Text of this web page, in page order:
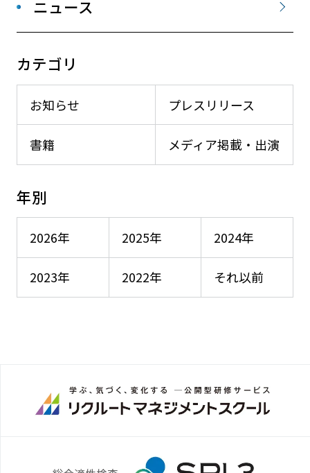
ニュース
カテゴリ
お知らせ プレスリリース
メディア掲載・出演
書籍
年別
2026年 2025年 2024年
2023年 2022年 それ以前